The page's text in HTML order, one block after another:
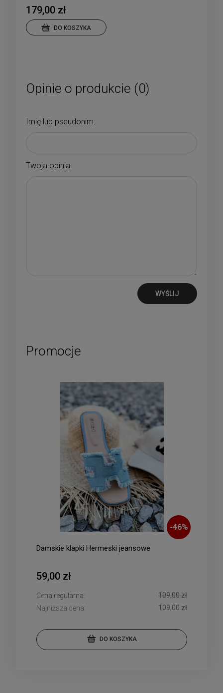
179,00 zł
DO KOSZYKA
Opinie o produkcie (0)
Imię lub pseudonim:
Twoja opinia:
WYŚLIJ
Promocje
-46%
Damskie klapki Hermeski jeansowe
59,00 zł
Cena regularna:
109,00 zł
Najniższa cena:
109,00 zł
DO KOSZYKA